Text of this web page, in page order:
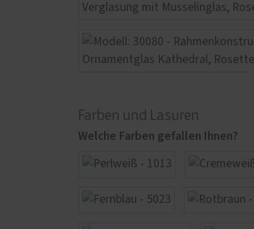
Farben und Lasuren
Welche Farben gefallen Ihnen?